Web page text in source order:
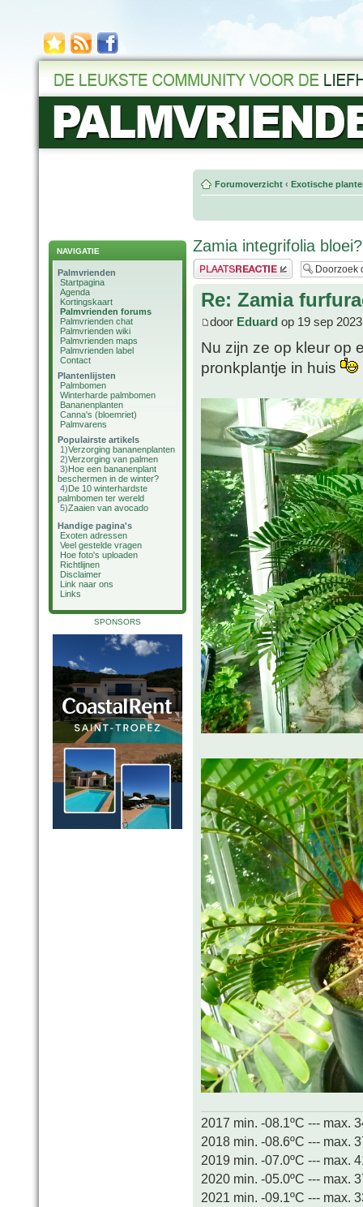
NAVIGATIE
Palmvrienden
Startpagina
Agenda
Kortingskaart
Palmvrienden forums
Palmvrienden chat
Palmvrienden wiki
Palmvrienden maps
Palmvrienden label
Contact
Plantenlijsten
Palmbomen
Winterharde palmbomen
Bananenplanten
Canna's (bloemriet)
Palmvarens
Populairste artikels
1)Verzorging bananenplanten
2)Verzorging van palmen
3)Hoe een bananenplant
beschermen in de winter?
4)De 10 winterhardste
palmbomen ter wereld
5)Zaaien van avocado
Handige pagina's
Exoten adressen
Veel gestelde vragen
Hoe foto's uploaden
Richtlijnen
Disclaimer
Link naar ons
Links
SPONSORS
Forumoverzicht ‹ Exotische
Zamia integrifolia bloei?
Plaats een reactie
Re: Zamia
door Eduard op 19 sep
Nu zijn ze op kleur op
pronkplantje in huis
2017 min. -08.1ºC --- max.
2018 min. -08.6ºC --- max.
2019 min. -07.0ºC --- max.
2020 min. -05.0ºC --- max.
2021 min. -09.1ºC --- max.